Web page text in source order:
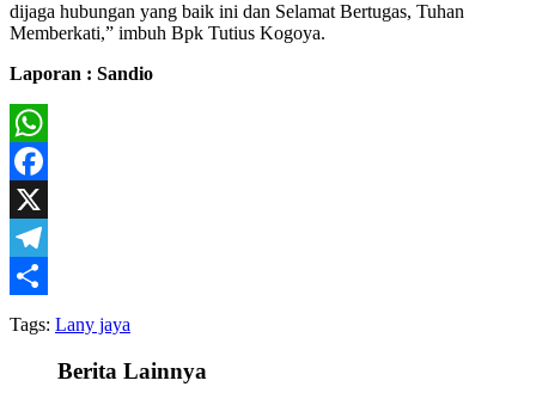
dijaga hubungan yang baik ini dan Selamat Bertugas, Tuhan
Memberkati,” imbuh Bpk Tutius Kogoya.
Laporan : Sandio
WhatsApp
Facebook
X
Telegram
Share
Tags: Lany jaya
Berita Lainnya